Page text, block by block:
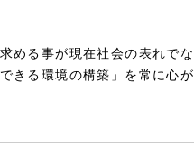
める事が現在社会の表れでな
きる環境の構築」を常に心が